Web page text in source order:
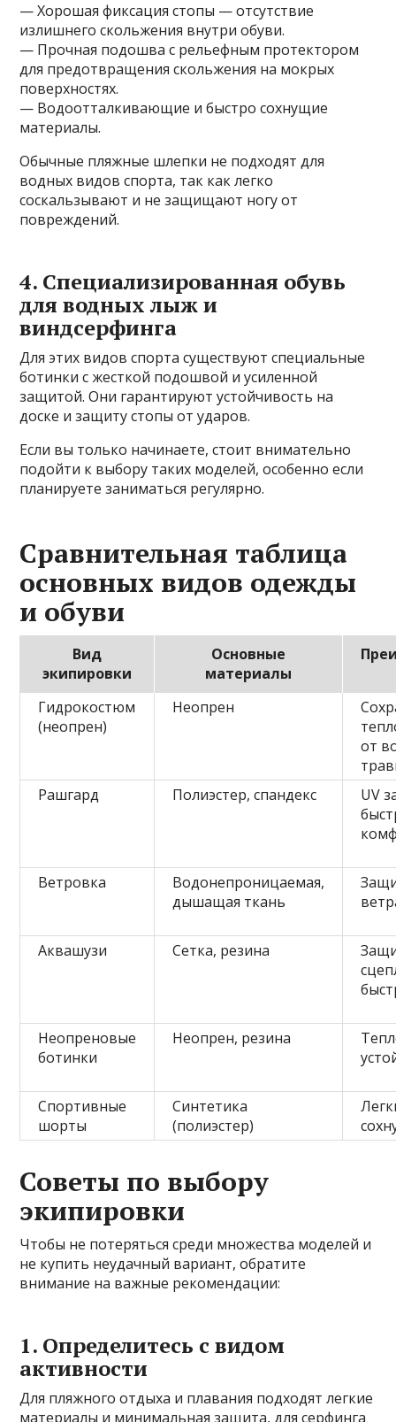
— Хорошая фиксация стопы — отсутствие
излишнего скольжения внутри обуви.
— Прочная подошва с рельефным протектором
для предотвращения скольжения на мокрых
поверхностях.
— Водоотталкивающие и быстро сохнущие
материалы.
Обычные пляжные шлепки не подходят для
водных видов спорта, так как легко
соскальзывают и не защищают ногу от
повреждений.
4. Специализированная обувь
для водных лыж и
виндсерфинга
Для этих видов спорта существуют специальные
ботинки с жесткой подошвой и усиленной
защитой. Они гарантируют устойчивость на
доске и защиту стопы от ударов.
Если вы только начинаете, стоит внимательно
подойти к выбору таких моделей, особенно если
планируете заниматься регулярно.
Сравнительная таблица
основных видов одежды
и обуви
Вид
экипировки
Основные
материалы
Гидрокостюм
(неопрен)
Неопрен
от
Рашгард
Полиэстер, спандекс
UV
Ветровка
Водонепроницаемая,
дышащая ткань
Аквашузи Сетка, резина
Неопреновые
ботинки
Неопрен, резина
Спортивные
шорты
Синтетика
(полиэстер)
Советы по выбору
экипировки
Чтобы не потеряться среди множества моделей и
не купить неудачный вариант, обратите
внимание на важные рекомендации:
1. Определитесь с видом
активности
Для пляжного отдыха и плавания подходят легкие
материалы и минимальная защита, для серфинга